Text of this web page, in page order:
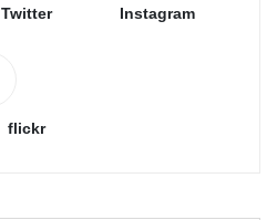
Twitter Instagram
flickr